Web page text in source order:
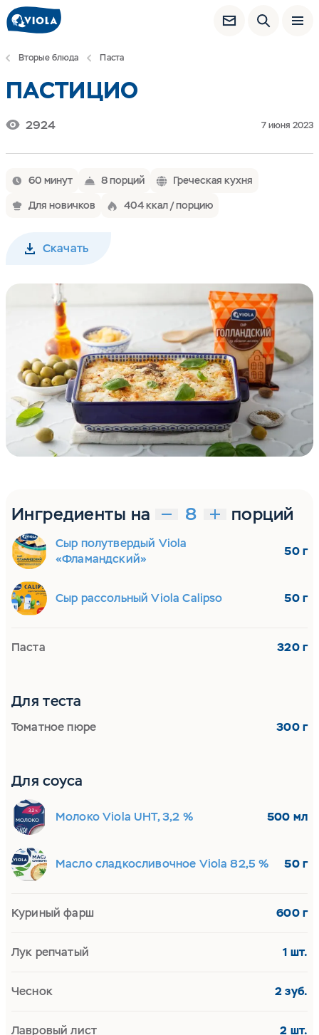
Вторые блюда Паста
ПАСТИЦИО
2924 7 июня 2023
60 минут 8 порций
Греческая кухня
Для новичков
404 ккал / порцию
Скачать
Ингредиенты на порций
Сыр полутвердый Viola
«Фламандский»
50 г
Сыр рассольный Viola Calipso 50 г
Паста 320 г
Для теста
Томатное пюре 300 г
Для соуса
Молоко Viola UHT, 3,2 % 500 мл
Масло сладкосливочное Viola 82,5 % 50 г
Куриный фарш 600 г
Лук репчатый 1 шт.
Чеснок 2 зуб.
Лавровый лист 2 шт.